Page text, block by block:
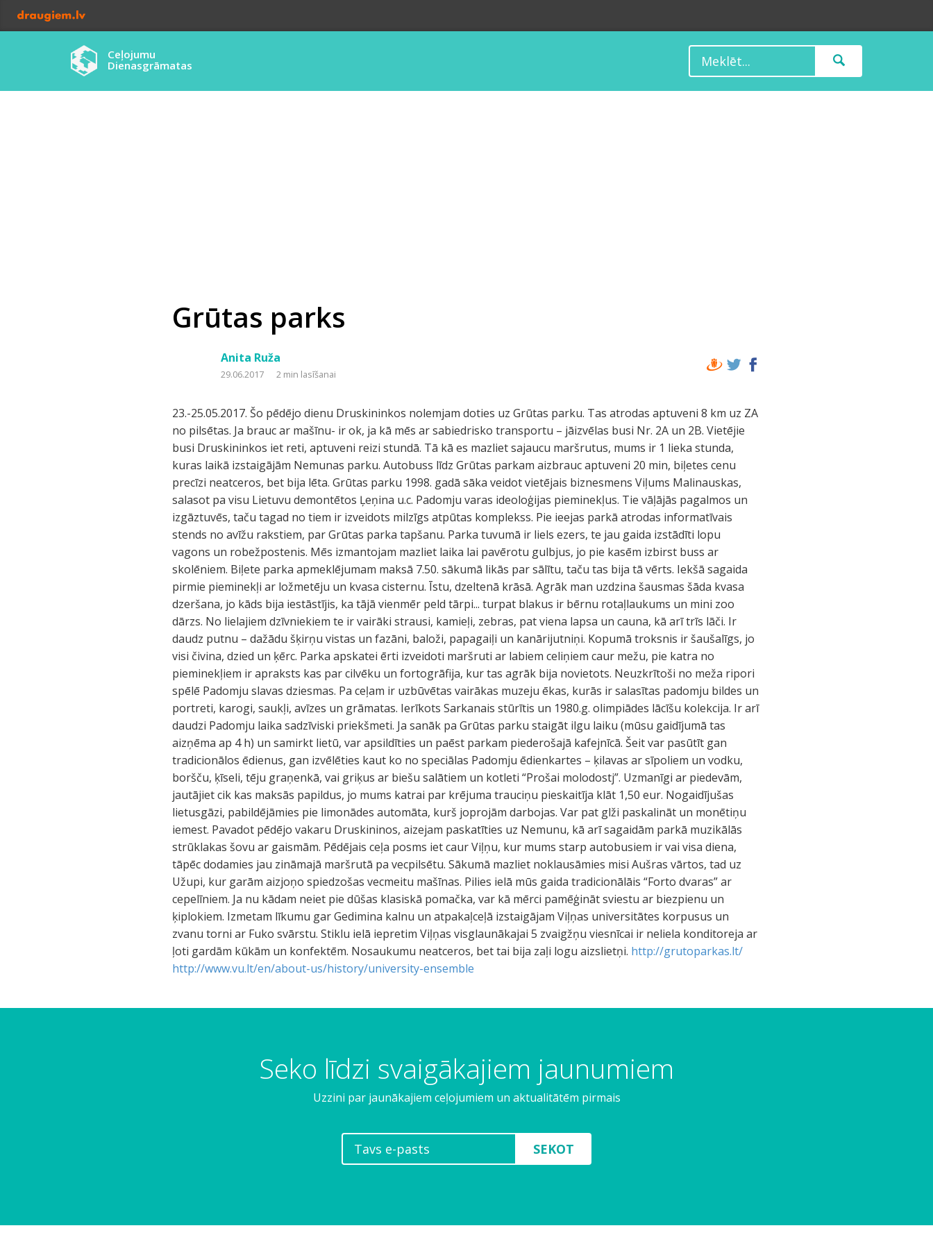
Ceļojumu
Dienasgrāmatas
Grūtas parks
Anita Ruža
29.06.2017 2 min lasīšanai
23.-25.05.2017. Šo pēdējo dienu Druskininkos nolemjam doties uz Grūtas parku. Tas atrodas aptuveni 8 km uz ZA
no pilsētas. Ja brauc ar mašīnu- ir ok, ja kā mēs ar sabiedrisko transportu – jāizvēlas busi Nr. 2A un 2B. Vietējie
busi Druskininkos iet reti, aptuveni reizi stundā. Tā kā es mazliet sajaucu maršrutus, mums ir 1 lieka stunda,
kuras laikā izstaigājām Nemunas parku. Autobuss līdz Grūtas parkam aizbrauc aptuveni 20 min, biļetes cenu
precīzi neatceros, bet bija lēta. Grūtas parku 1998. gadā sāka veidot vietējais biznesmens Viļums Malinauskas,
salasot pa visu Lietuvu demontētos Ļeņina u.c. Padomju varas ideoloģijas pieminekļus. Tie vāļājās pagalmos un
izgāztuvēs, taču tagad no tiem ir izveidots milzīgs atpūtas komplekss. Pie ieejas parkā atrodas informatīvais
stends no avīžu rakstiem, par Grūtas parka tapšanu. Parka tuvumā ir liels ezers, te jau gaida izstādīti lopu
vagons un robežpostenis. Mēs izmantojam mazliet laika lai pavērotu gulbjus, jo pie kasēm izbirst buss ar
skolēniem. Biļete parka apmeklējumam maksā 7.50. sākumā likās par sālītu, taču tas bija tā vērts. Iekšā sagaida
pirmie pieminekļi ar ložmetēju un kvasa cisternu. Īstu, dzeltenā krāsā. Agrāk man uzdzina šausmas šāda kvasa
dzeršana, jo kāds bija iestāstījis, ka tājā vienmēr peld tārpi... turpat blakus ir bērnu rotaļlaukums un mini zoo
dārzs. No lielajiem dzīvniekiem te ir vairāki strausi, kamieļi, zebras, pat viena lapsa un cauna, kā arī trīs lāči. Ir
daudz putnu – dažādu šķirņu vistas un fazāni, baloži, papagaiļi un kanārijutniņi. Kopumā troksnis ir šaušalīgs, jo
visi čivina, dzied un ķērc. Parka apskatei ērti izveidoti maršruti ar labiem celiņiem caur mežu, pie katra no
pieminekļiem ir apraksts kas par cilvēku un fortogrāfija, kur tas agrāk bija novietots. Neuzkrītoši no meža ripori
spēlē Padomju slavas dziesmas. Pa ceļam ir uzbūvētas vairākas muzeju ēkas, kurās ir salasītas padomju bildes un
portreti, karogi, saukļi, avīzes un grāmatas. Ierīkots Sarkanais stūrītis un 1980.g. olimpiādes lācīšu kolekcija. Ir arī
daudzi Padomju laika sadzīviski priekšmeti. Ja sanāk pa Grūtas parku staigāt ilgu laiku (mūsu gaidījumā tas
aizņēma ap 4 h) un samirkt lietū, var apsildīties un paēst parkam piederošajā kafejnīcā. Šeit var pasūtīt gan
tradicionālos ēdienus, gan izvēlēties kaut ko no speciālas Padomju ēdienkartes – ķilavas ar sīpoliem un vodku,
boršču, ķīseli, tēju graņenkā, vai griķus ar biešu salātiem un kotleti “Prošai molodostj”. Uzmanīgi ar piedevām,
jautājiet cik kas maksās papildus, jo mums katrai par krējuma trauciņu pieskaitīja klāt 1,50 eur. Nogaidījušas
lietusgāzi, pabildējāmies pie limonādes automāta, kurš joprojām darbojas. Var pat glži paskalināt un monētiņu
iemest. Pavadot pēdējo vakaru Druskininos, aizejam paskatīties uz Nemunu, kā arī sagaidām parkā muzikālās
strūklakas šovu ar gaismām. Pēdējais ceļa posms iet caur Viļņu, kur mums starp autobusiem ir vai visa diena,
tāpēc dodamies jau zināmajā maršrutā pa vecpilsētu. Sākumā mazliet noklausāmies misi Aušras vārtos, tad uz
Užupi, kur garām aizjoņo spiedzošas vecmeitu mašīnas. Pilies ielā mūs gaida tradicionālāis “Forto dvaras” ar
cepelīniem. Ja nu kādam neiet pie dūšas klasiskā pomačka, var kā mērci pamēģināt sviestu ar biezpienu un
ķiplokiem. Izmetam līkumu gar Gedimina kalnu un atpakaļceļā izstaigājam Viļņas universitātes korpusus un
zvanu torni ar Fuko svārstu. Stiklu ielā iepretim Viļņas visglaunākajai 5 zvaigžņu viesnīcai ir neliela konditoreja ar
ļoti gardām kūkām un konfektēm. Nosaukumu neatceros, bet tai bija zaļi logu aizslietņi. http://grutoparkas.lt/
http://www.vu.lt/en/about-us/history/university-ensemble
Seko līdzi svaigākajiem jaunumiem
Uzzini par jaunākajiem ceļojumiem un aktualitātēm pirmais
SEKOT